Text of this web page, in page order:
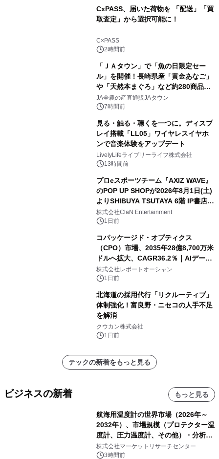
CxPASS、届いた荷物を 「配送」「買
取査定」から選択可能に！
C×PASS
2時間前
「ＪＡタウン」で「魚の日限定セー
ル」を開催！長崎県産「黄金あなご」
や「天然本まぐろ」など約280商品を
販売！～毎月１０日の定例企画～
JA全農の産直通販JAタウン
7時間前
見る・触る・聴くを一つに。ディスプ
レイ搭載「LL05」ワイヤレスイヤホ
ンで音楽体験をアップデート
LivelyLifeライブリーライフ株式会社
13時間前
プロeスポーツチーム『AXIZ WAVE』
のPOP UP SHOPが2026年8月1日(土)
よりSHIBUYA TSUTAYA 6階 IP書店で
開催決定！！
株式会社ClaN Entertainment
1日前
コパッケージド・オプティクス
（CPO）市場、2035年28億8,700万米
ドルへ拡大、CAGR36.2％｜AIデータ
センター・高速光通信需要が成長を加
速
株式会社レポートオーシャン
1日前
北海道の採用代行「リクルーティブ」
体制強化！富良野・ニセコの人手不足
を解消
クウカン株式会社
1日前
テックの新着をもっと見る
ビジネスの新着 もっと見る
航海用温度計の世界市場（2026年～
2032年）、市場規模（プロテクター温
度計、圧力温度計、その他）・分析レ
ポートを発表
株式会社マーケットリサーチセンター
3時間前